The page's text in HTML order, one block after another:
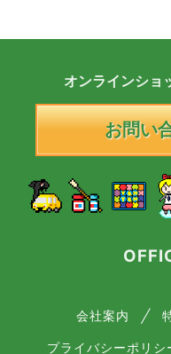
オンラインショ
お問い
会社案内
プライバシーポリシ